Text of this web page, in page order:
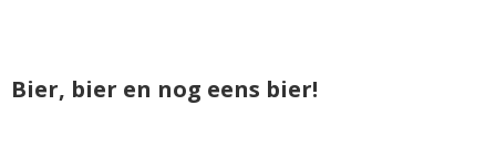
Bier, bier en nog eens bier!